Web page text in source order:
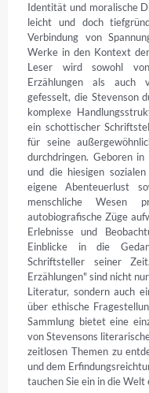
Identität und moralische
leicht und doch
Verbindung von
Werke in den Kontext
Leser wird sowohl
Erzählungen als auch
gefesselt, die Stevenson
komplexe
ein schottischer
für seine
durchdringen. Geboren
und die hiesigen
eigene Abenteuerlust
menschliche Wesen
autobiografische Züge
Erlebnisse und
Einblicke in die
Schriftsteller seiner
Erzählungen" sind nicht
Literatur, sondern auch
über ethische
Sammlung bietet eine
von Stevensons
zeitlosen Themen zu
und dem
tauchen Sie ein in die